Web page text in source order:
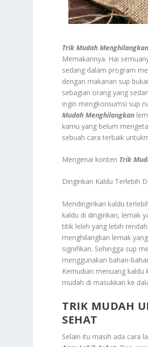
Trik Mudah Menghilangkan
Memakannya. Hai
sedang dalam program
dengan makanan sup
sebagian orang yang
ingin mengkonsumsi sup
Mudah Menghilangkan
kamu yang belum
sebuah cara terbaik
Mengenai konten Trik
Dinginkan Kaldu Terlebih
Mendinginkan kaldu
kaldu di dinginkan, lemak
titik leleh yang lebih
menghilangkan lemak
signifikan. Sehingga sup
menggunakan bahan-
Kemudian menuang kaldu
mudah di masukkan ke
TRIK MUDAH
SEHAT
Selain itu masih ada cara